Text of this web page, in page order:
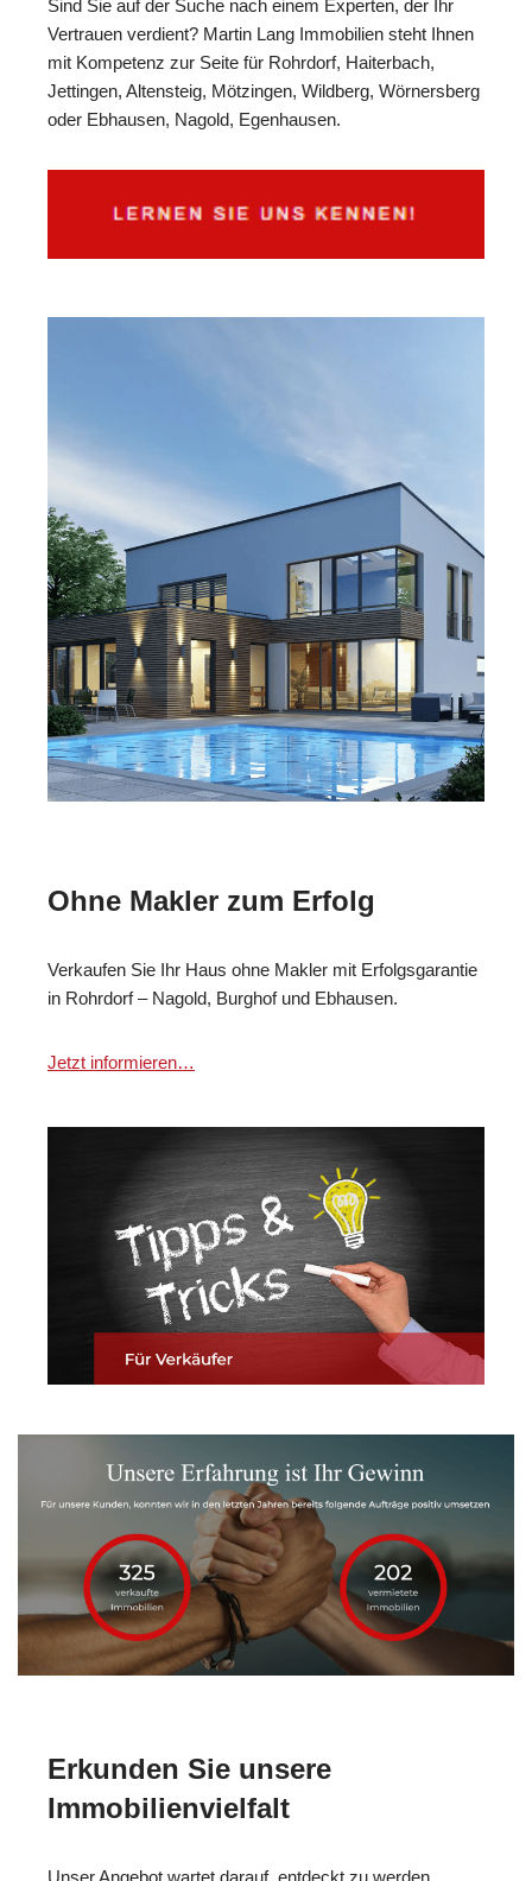
Sind Sie auf der Suche nach einem Experten, der Ihr
Vertrauen verdient? Martin Lang Immobilien steht Ihnen
mit Kompetenz zur Seite für Rohrdorf, Haiterbach,
Jettingen, Altensteig, Mötzingen, Wildberg, Wörnersberg
oder Ebhausen, Nagold, Egenhausen.
Ohne Makler zum Erfolg
Verkaufen Sie Ihr Haus ohne Makler mit Erfolgsgarantie
in Rohrdorf – Nagold, Burghof und Ebhausen.
Jetzt informieren…
Erkunden Sie unsere
Immobilienvielfalt
Unser Angebot wartet darauf, entdeckt zu werden.